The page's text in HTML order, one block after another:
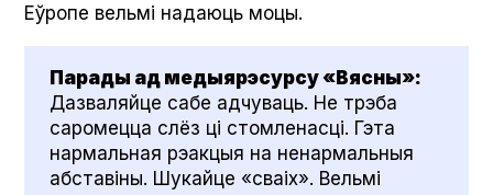
Еўропе вельмі надаюць моцы.
Парады ад медыярэсурсу «Вясны»:
Дазваляйце сабе адчуваць. Не трэба
саромецца слёз ці стомленасці. Гэта
нармальная рэакцыя на ненармальныя
абставіны. Шукайце «сваіх». Вельмі